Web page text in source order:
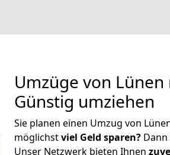
Umzüge von
Günstig umziehen
Sie planen einen Umzug von
möglichstviel Geld sparen?
Unser Netzwerk bieten Ihnen